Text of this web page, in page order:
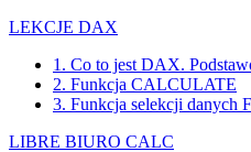
LEKCJE DAX
1. Co to jest DAX.
2. Funkcja CALCULATE
3. Funkcja selekcji danych
LIBRE BIURO CALC